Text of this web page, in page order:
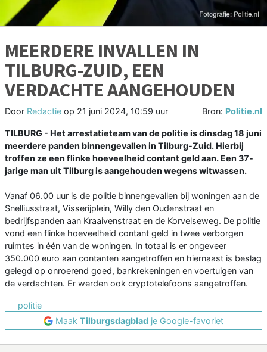
MEERDERE INVALLEN IN
TILBURG-ZUID, EEN
VERDACHTE AANGEHOUDEN
Door Redactie op 21 juni 2024, 10:59 uur Bron: Politie.nl
TILBURG - Het arrestatieteam van de politie is dinsdag 18 juni
meerdere panden binnengevallen in Tilburg-Zuid. Hierbij
troffen ze een flinke hoeveelheid contant geld aan. Een 37-
jarige man uit Tilburg is aangehouden wegens witwassen.
Vanaf 06.00 uur is de politie binnengevallen bij woningen aan de
Snelliusstraat, Visserijplein, Willy den Oudenstraat en
bedrijfspanden aan Kraaivenstraat en de Korvelseweg. De politie
vond een flinke hoeveelheid contant geld in twee verborgen
ruimtes in één van de woningen. In totaal is er ongeveer
350.000 euro aan contanten aangetroffen en hiernaast is beslag
gelegd op onroerend goed, bankrekeningen en voertuigen van
de verdachten. Er werden ook cryptotelefoons aangetroffen.
politie
Maak Tilburgsdagblad je Google-favoriet